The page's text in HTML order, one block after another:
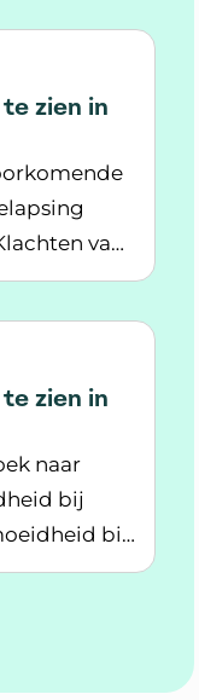
MS.
zien in
van
waar
komt.
bij RRMS te
zien in
naar
bij
bij
uitkomsten
bij RRMS te